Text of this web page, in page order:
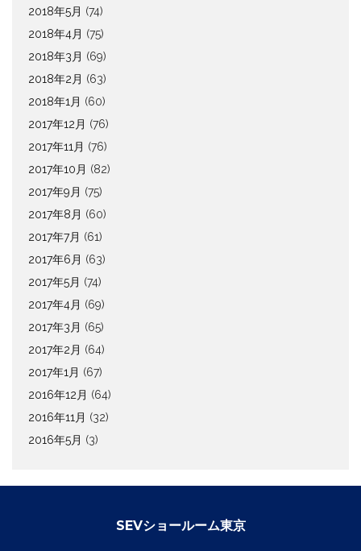
2018年5月 (74)
2018年4月 (75)
2018年3月 (69)
2018年2月 (63)
2018年1月 (60)
2017年12月 (76)
2017年11月 (76)
2017年10月 (82)
2017年9月 (75)
2017年8月 (60)
2017年7月 (61)
2017年6月 (63)
2017年5月 (74)
2017年4月 (69)
2017年3月 (65)
2017年2月 (64)
2017年1月 (67)
2016年12月 (64)
2016年11月 (32)
2016年5月 (3)
SEVショールーム東京